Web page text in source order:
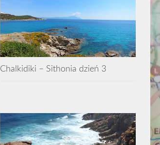
Chalkidiki – Sithonia dzień 3